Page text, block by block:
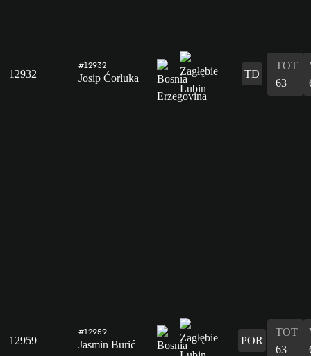
12932
#12932
Josip Ćorluka TD
TOT
63
12959
#12959
Jasmin Burić POR
TOT
63